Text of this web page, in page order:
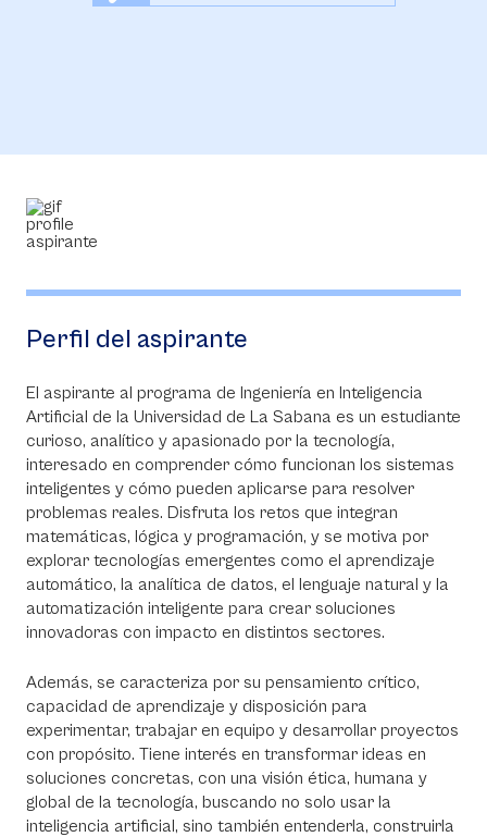
Perfil del aspirante
El aspirante al programa de Ingeniería en Inteligencia
Artificial de la Universidad de La Sabana es un estudiante
curioso, analítico y apasionado por la tecnología,
interesado en comprender cómo funcionan los sistemas
inteligentes y cómo pueden aplicarse para resolver
problemas reales. Disfruta los retos que integran
matemáticas, lógica y programación, y se motiva por
explorar tecnologías emergentes como el aprendizaje
automático, la analítica de datos, el lenguaje natural y la
automatización inteligente para crear soluciones
innovadoras con impacto en distintos sectores.
Además, se caracteriza por su pensamiento crítico,
capacidad de aprendizaje y disposición para
experimentar, trabajar en equipo y desarrollar proyectos
con propósito. Tiene interés en transformar ideas en
soluciones concretas, con una visión ética, humana y
global de la tecnología, buscando no solo usar la
inteligencia artificial, sino también entenderla, construirla